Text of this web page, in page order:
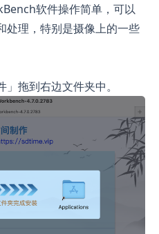
软件操作简单，可以
处理，特别是摄像上的一些
拖到右边文件夹中。